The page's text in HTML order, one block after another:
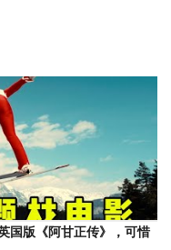
国版《阿甘正传》，可惜